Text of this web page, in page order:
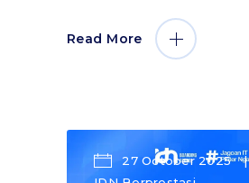
Read More
27 October 2025